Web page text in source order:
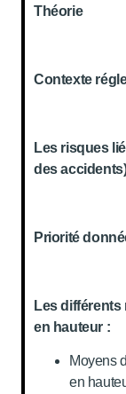
Théorie
Contexte
Les risques
des
Priorité
Les différents
en hauteur :
Moyens
en